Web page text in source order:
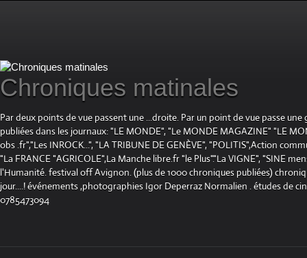
Chroniques matinales
Par deux points de vue passent une ...droite. Par un point de vue passe
publiées dans les journaux: "LE MONDE", "Le MONDE MAGAZINE" "LE
obs .fr","Les INROCK...", "LA TRIBUNE DE GENÈVE", "POLITIS",Action
"La FRANCE "AGRICOLE",La Manche libre.fr "le Plus"."La VIGNE", "SINE
l'Humanité. festival off Avignon. (plus de 1000 chroniques publiées)
jour....! événements ,photographies Igor Deperraz Normalien . études de
0785473094